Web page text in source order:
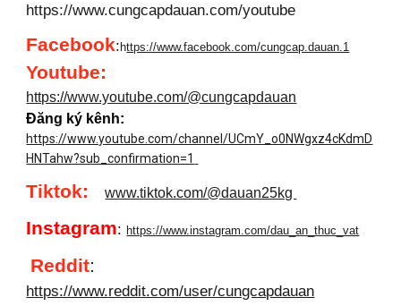
https://www.cungcapdauan.com/youtube
Facebook: https://www.facebook.com/cungcap.dauan.1
Youtube:
https://www.youtube.com/@cungcapdauan
Đăng ký kênh:
https://www.youtube.com/channel/UCmY_o0NWgxz4cKdmD
HNTahw?sub_confirmation=1
Tiktok:www.tiktok.com/@dauan25kg
Instagram: https://www.instagram.com/dau_an_thuc_vat
Reddit:
https://www.reddit.com/user/cungcapdauan